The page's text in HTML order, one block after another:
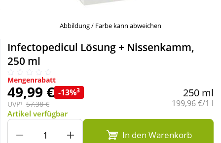
Täglich gut versorgt
Nahrungsergänzung
Natur & Homöopathie
Sanitätshaus
Sport & Fitness
Abbildung / Farbe kann abweichen
Infectopedicul Lösung + Nissenkamm,
250 ml
Mengenrabatt
49,99 € -13%3
UVP¹ 57,38 €
250 ml
Grundpreis:
199,96 €/1 l
Artikel verfügbar
In den Warenkorb